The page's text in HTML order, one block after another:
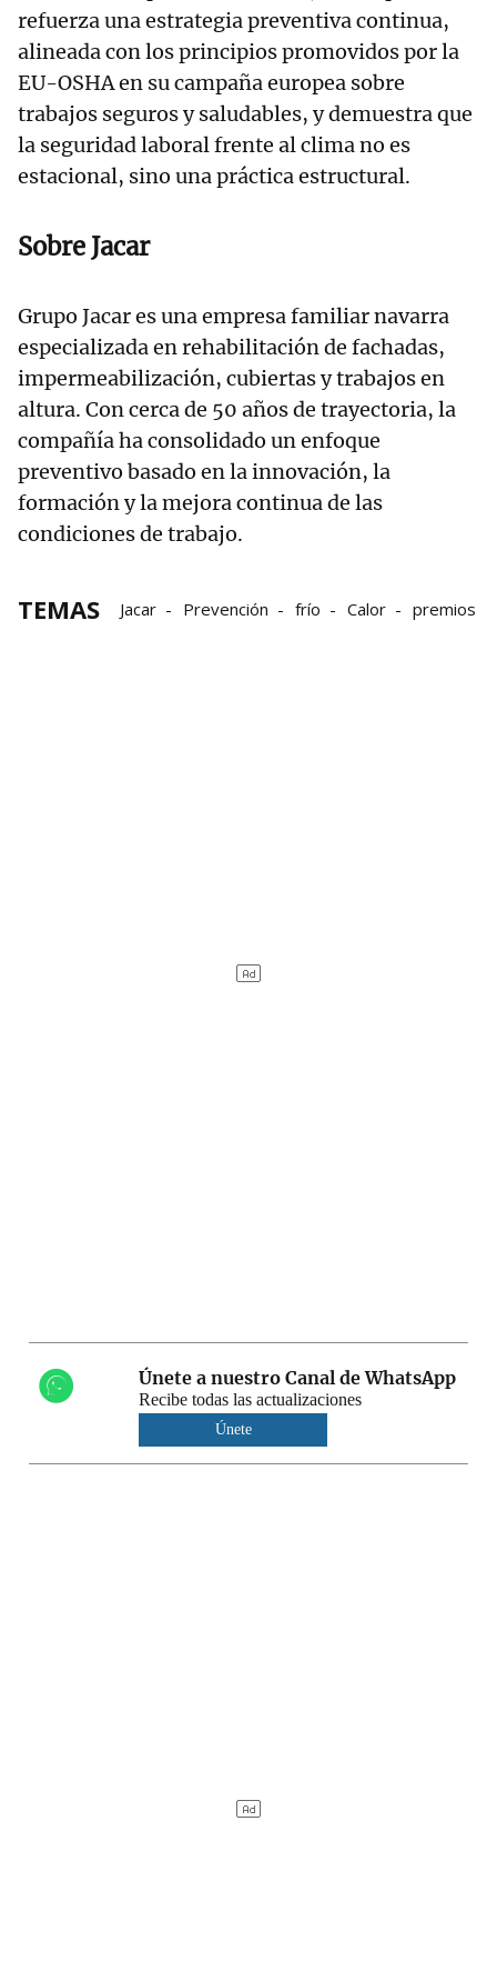
refuerza una estrategia preventiva continua,
alineada con los principios promovidos por la
EU-OSHA en su campaña europea sobre
trabajos seguros y saludables, y demuestra que
la seguridad laboral frente al clima no es
estacional, sino una práctica estructural.
Sobre Jacar
Grupo Jacar es una empresa familiar navarra
especializada en rehabilitación de fachadas,
impermeabilización, cubiertas y trabajos en
altura. Con cerca de 50 años de trayectoria, la
compañía ha consolidado un enfoque
preventivo basado en la innovación, la
formación y la mejora continua de las
condiciones de trabajo.
TEMAS Jacar Prevención frío Calor premios
Únete a nuestro Canal de WhatsApp
Recibe todas las actualizaciones
Únete